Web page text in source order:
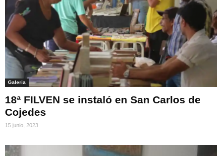
Galeria
18ª FILVEN se instaló en San Carlos de
Cojedes
15 junio, 2023